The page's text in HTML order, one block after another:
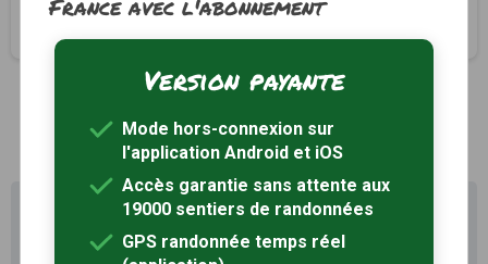
Angoisse, Dordogne (24)
1
Profitez au maximum de
Sentiers en France avec rando
France avec l'abonnement
Version payante
Mode hors-connexion sur
l'application Android et iOS
Accès garantie sans attente aux
19000 sentiers de randonnées
GPS randonnée temps réel